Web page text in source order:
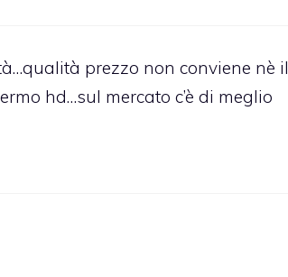
prezzo non conviene nè il
hd…sul mercato c’è di meglio